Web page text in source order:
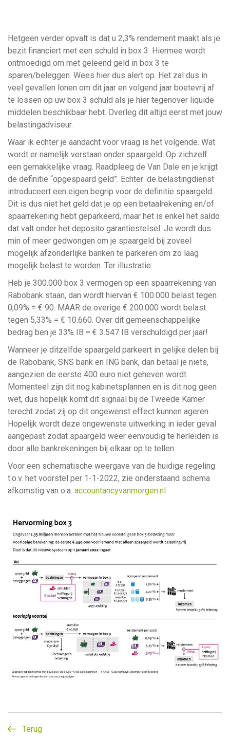
Hetgeen verder opvalt is dat u 2,3% rendement maakt als je
bezit financiert met een schuld in box 3. Hiermee wordt
ontmoedigd om met geleend geld in box 3 te
sparen/beleggen. Wees hier dus alert op. Het zal dus in
veel gevallen lonen om dit jaar en volgend jaar boetevrij af
te lossen op uw box 3 schuld als je hier tegenover liquide
middelen beschikbaar hebt. Overleg dit altijd eerst met jouw
belastingadviseur.
Waar ik echter je aandacht voor vraag is het volgende. Wat
wordt er namelijk verstaan onder spaargeld. Op zichzelf
een gemakkelijke vraag. Raadpleeg de Van Dale en je krijgt
de definitie “opgespaard geld”. Echter: de belastingdienst
introduceert een eigen begrip voor de definitie spaargeld.
Dit is dus niet het geld dat je op een betaalrekening en/of
spaarrekening hebt geparkeerd, maar het is enkel het saldo
dat valt onder het deposito garantiestelsel. Je wordt dus
min of meer gedwongen om je spaargeld bij zoveel
mogelijk afzonderlijke banken te parkeren om zo laag
mogelijk belast te worden. Ter illustratie:
Heb je 300.000 box 3 vermogen op een spaarrekening van
Rabobank staan, dan wordt hiervan € 100.000 belast tegen
0,09% = € 90. MAAR de overige € 200.000 wordt belast
tegen 5,33% = € 10.660. Over dit gemeenschappelijke
bedrag ben je 33% IB = € 3.547 IB verschuldigd per jaar!
Wanneer je ditzelfde spaargeld parkeert in gelijke delen bij
de Rabobank, SNS bank en ING bank, dan betaal je niets,
aangezien de eerste 400 euro niet geheven wordt.
Momenteel zijn dit nog kabinetsplannen en is dit nog geen
wet, dus hopelijk komt dit signaal bij de Tweede Kamer
terecht zodat zij op dit ongewenst effect kunnen ageren.
Hopelijk wordt deze ongewenste uitwerking in ieder geval
aangepast zodat spaargeld weer eenvoudig te herleiden is
door alle bankrekeningen bij elkaar op te tellen.
Voor een schematische weergave van de huidige regeling
t.o.v. het voorstel per 1-1-2022, zie onderstaand schema
afkomstig van o.a. accountancyvanmorgen.nl
Terug